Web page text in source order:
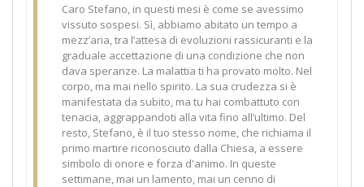
Caro Stefano, in questi mesi è come se avessimo
vissuto sospesi. Sì, abbiamo abitato un tempo a
mezz’aria, tra l’attesa di evoluzioni rassicuranti e la
graduale accettazione di una condizione che non
dava speranze. La malattia ti ha provato molto. Nel
corpo, ma mai nello spirito. La sua crudezza si è
manifestata da subito, ma tu hai combattuto con
tenacia, aggrappandoti alla vita fino all’ultimo. Del
resto, Stefano, è il tuo stesso nome, che richiama il
primo martire riconosciuto dalla Chiesa, a essere
simbolo di onore e forza d'animo. In queste
settimane, mai un lamento, mai un cenno di